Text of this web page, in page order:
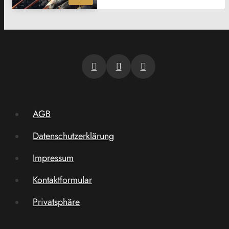
AGB
Datenschutzerklärung
Impressum
Kontaktformular
Privatsphäre